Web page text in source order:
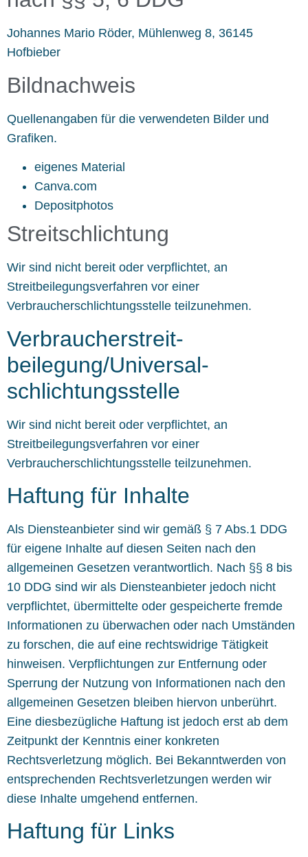
Johannes Mario Röder, Mühlenweg 8, 36145
Hofbieber
Bildnachweis
Quellenangaben für die verwendeten Bilder und
Grafiken.
eigenes Material
Canva.com
Depositphotos
Streitschlichtung
Wir sind nicht bereit oder verpflichtet, an
Streitbeilegungsverfahren vor einer
Verbraucherschlichtungsstelle teilzunehmen.
Verbraucher­streit­
beilegung/Universal­
schlichtungs­stelle
Wir sind nicht bereit oder verpflichtet, an
Streitbeilegungsverfahren vor einer
Verbraucherschlichtungsstelle teilzunehmen.
Haftung für Inhalte
Als Diensteanbieter sind wir gemäß § 7 Abs.1 DDG
für eigene Inhalte auf diesen Seiten nach den
allgemeinen Gesetzen verantwortlich. Nach §§ 8 bis
10 DDG sind wir als Diensteanbieter jedoch nicht
verpflichtet, übermittelte oder gespeicherte fremde
Informationen zu überwachen oder nach Umständen
zu forschen, die auf eine rechtswidrige Tätigkeit
hinweisen. Verpflichtungen zur Entfernung oder
Sperrung der Nutzung von Informationen nach den
allgemeinen Gesetzen bleiben hiervon unberührt.
Eine diesbezügliche Haftung ist jedoch erst ab dem
Zeitpunkt der Kenntnis einer konkreten
Rechtsverletzung möglich. Bei Bekanntwerden von
entsprechenden Rechtsverletzungen werden wir
diese Inhalte umgehend entfernen.
Haftung für Links